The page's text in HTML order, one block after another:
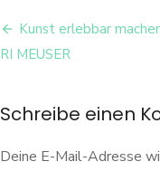
Beitrags-
Navigation
Kunst erlebbar
RI MEUSER
Schreibe einen
Deine E-Mail-Adresse